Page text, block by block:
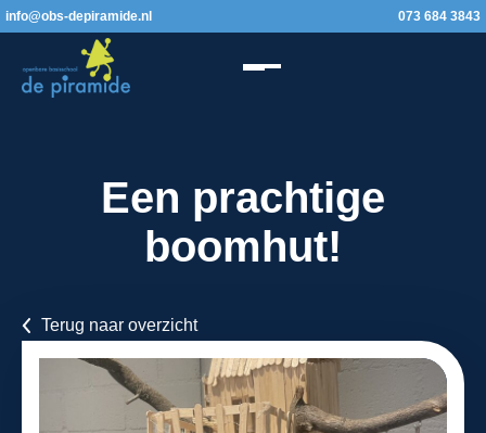
info@obs-depiramide.nl 073 684 3843
Een prachtige
boomhut!
Terug naar overzicht